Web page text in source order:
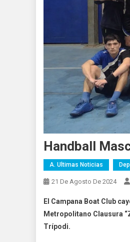
Handball
A. Ultimas Noticias
21 De Agosto De 2024
El Campana Boat Club
Metropolitano Clausura
Trípodi.